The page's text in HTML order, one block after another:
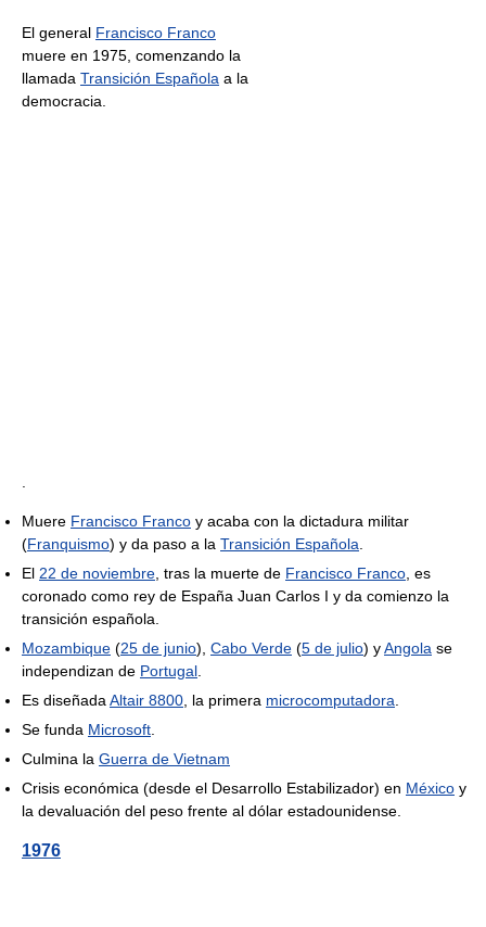
El general Francisco Franco
muere en 1975, comenzando la
llamada Transición Española a la
democracia.
Muere Francisco Franco y acaba con la dictadura militar
(Franquismo) y da paso a la Transición Española
El 22 de noviembre , tras la muerte de Francisco Franco , es
coronado como rey de España Juan Carlos I y da comienzo la
transición española.
Mozambique (25 de junio), Cabo Verde (5 de julio) yAngola se
independizan de Portugal
Es diseñada Altair 8800 , la primera microcomputadora
Se funda Microsoft
Culmina la Guerra de Vietnam
Crisis económica (desde el Desarrollo Estabilizador) en México y
la devaluación del peso frente al dólar estadounidense.
1976